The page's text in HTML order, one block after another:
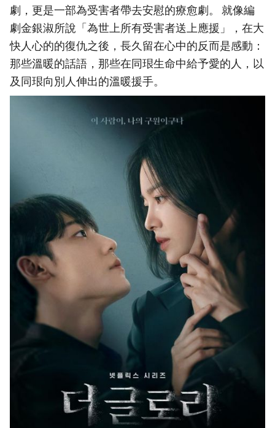
劇，更是一部為受害者帶去安慰的療愈劇。 就像編
劇金銀淑所說「為世上所有受害者送上應援」，在大
快人心的的復仇之後，長久留在心中的反而是感動：
那些溫暖的話語，那些在同珢生命中給予愛的人，以
及同珢向別人伸出的溫暖援手。